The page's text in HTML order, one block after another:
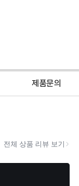
제품문의